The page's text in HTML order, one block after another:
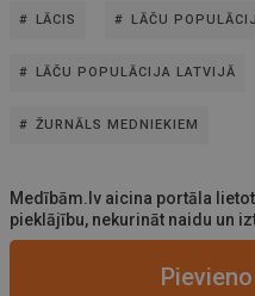
LĀCIS LĀČU
LĀČU POPULĀCIJA LATVIJĀ
ŽURNĀLS MEDNIEKIEM
Medībām.lv aicina portāla
pieklājību, nekurināt naidu un